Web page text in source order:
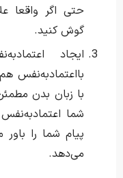
حتی اگر واقعا
گوش کنید.
ایجاد
بااعتمادبه‌نفس
با زبان بدن
شما
پیام شما را
می‌دهد.